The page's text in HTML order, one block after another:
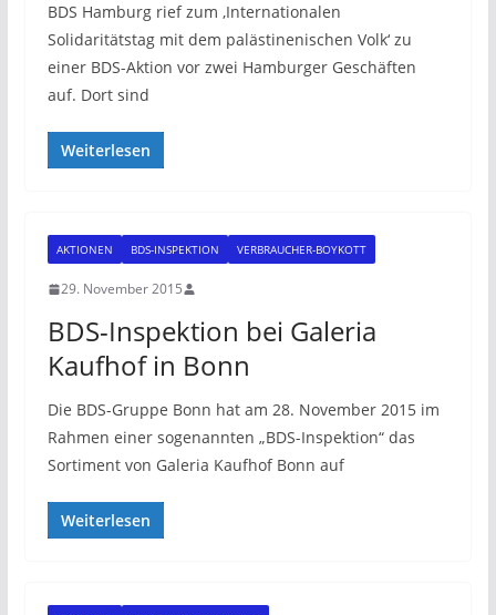
BDS Hamburg rief zum ‚Internationalen
Solidaritätstag mit dem palästinenischen Volk‘ zu
einer BDS-Aktion vor zwei Hamburger Geschäften
auf. Dort sind
Weiterlesen
AKTIONEN BDS-INSPEKTION VERBRAUCHER-BOYKOTT
29. November 2015
BDS-Inspektion bei Galeria
Kaufhof in Bonn
Die BDS-Gruppe Bonn hat am 28. November 2015 im
Rahmen einer sogenannten „BDS-Inspektion“ das
Sortiment von Galeria Kaufhof Bonn auf
Weiterlesen